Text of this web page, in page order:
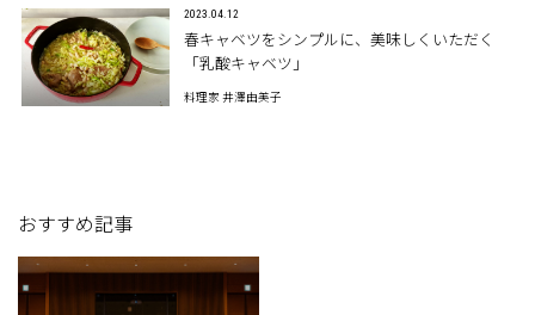
2023.04.12
春キャベツをシンプルに、美味しくいただく
「乳酸キャベツ」
料理家 井澤由美子
おすすめ記事